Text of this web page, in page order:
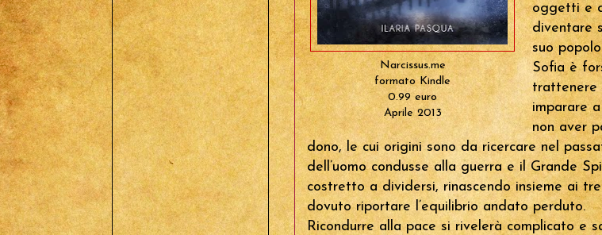
Narcissus.me
formato Kindle
0.99 euro
Aprile 2013
oggetti e
diventare
suo
Sofia è
trattenere
imparare
non aver
dono, le cui origini sono da ricercare nel
dell’uomo condusse alla guerra e il Grande
costretto a dividersi, rinascendo insieme ai
dovuto riportare l’equilibrio andato perduto.
Ricondurre alla pace si rivelerà complicato e